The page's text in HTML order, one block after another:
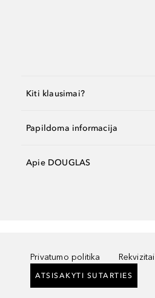
Kiti klausimai?
Papildoma informacija
Apie DOUGLAS
Privatumo politika Rekvizitai
ATSISAKYTI SUTARTIES